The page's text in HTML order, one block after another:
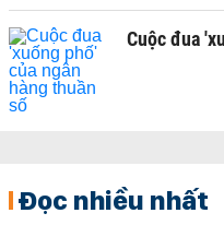
Cuộc đua
Đọc nhiều nhất